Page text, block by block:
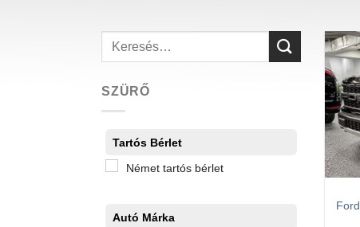
Keresés
SZÜRŐ
Tartós Bérlet
Német tartós bérlet
Autó Márka